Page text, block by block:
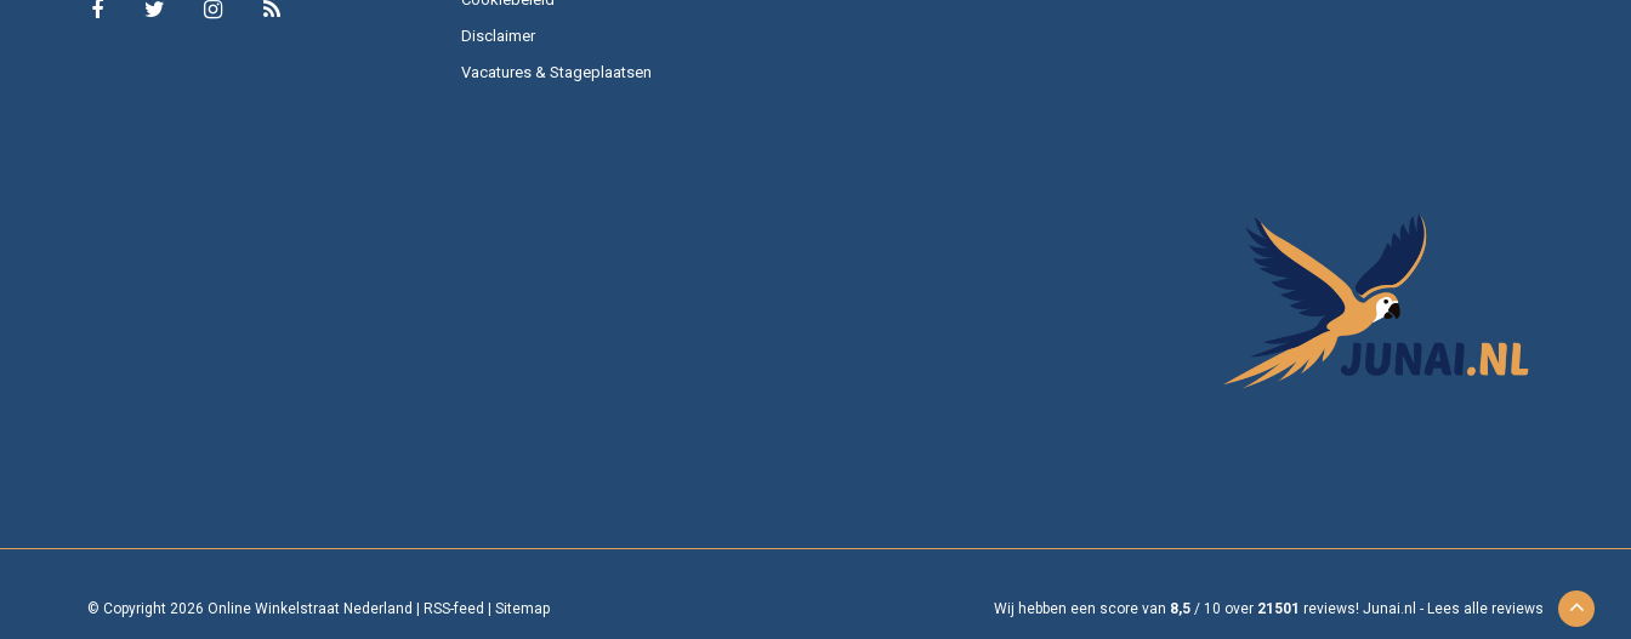
Disclaimer
Vacatures & Stageplaatsen
© Copyright 2026 Online Winkelstraat Nederland | RSS-feed | Sitemap Wij hebben een score van 8,5 / 10 over 21501 reviews! Junai.nl - Lees alle reviews